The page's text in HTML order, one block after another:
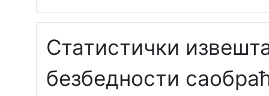
Статистички
безбедности